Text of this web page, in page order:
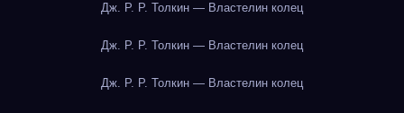
Дж. Р. Р. Толкин — Властелин колец
Дж. Р. Р. Толкин — Властелин колец
Дж. Р. Р. Толкин — Властелин колец